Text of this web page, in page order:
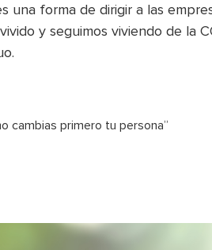
una forma de dirigir a las
y seguimos viviendo de la
cambias primero tu persona”